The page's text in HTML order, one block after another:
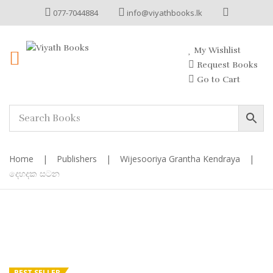
077-7044884 info@viyathbooks.lk
My Wishlist
Request Books
Go to Cart
Home | Publishers | Wijesooriya Grantha Kendraya
|
දෙහදක සටන